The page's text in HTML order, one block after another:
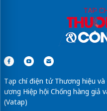
Tạp chí điện tử Thương hiệu
ương Hiệp hội Chống hàng giả
(Vatap)